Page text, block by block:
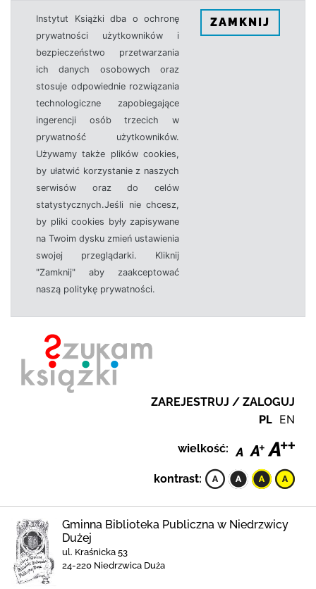
Instytut Książki dba o ochronę
prywatności użytkowników i
bezpieczeństwo przetwarzania
ich danych osobowych oraz
stosuje odpowiednie rozwiązania
technologiczne zapobiegające
ingerencji osób trzecich w
prywatność użytkowników.
Używamy także plików cookies,
by ułatwić korzystanie z naszych
serwisów oraz do celów
statystycznych.Jeśli nie chcesz,
by pliki cookies były zapisywane
na Twoim dysku zmień ustawienia
swojej przeglądarki. Kliknij
"Zamknij" aby zaakceptować
naszą politykę prywatności.
ZAMKNIJ
ZAREJESTRUJ / ZALOGUJ
PL EN
wielkość:
kontrast:
Gminna Biblioteka Publiczna w Niedrzwicy
Dużej
ul. Kraśnicka 53
24-220 Niedrzwica Duża